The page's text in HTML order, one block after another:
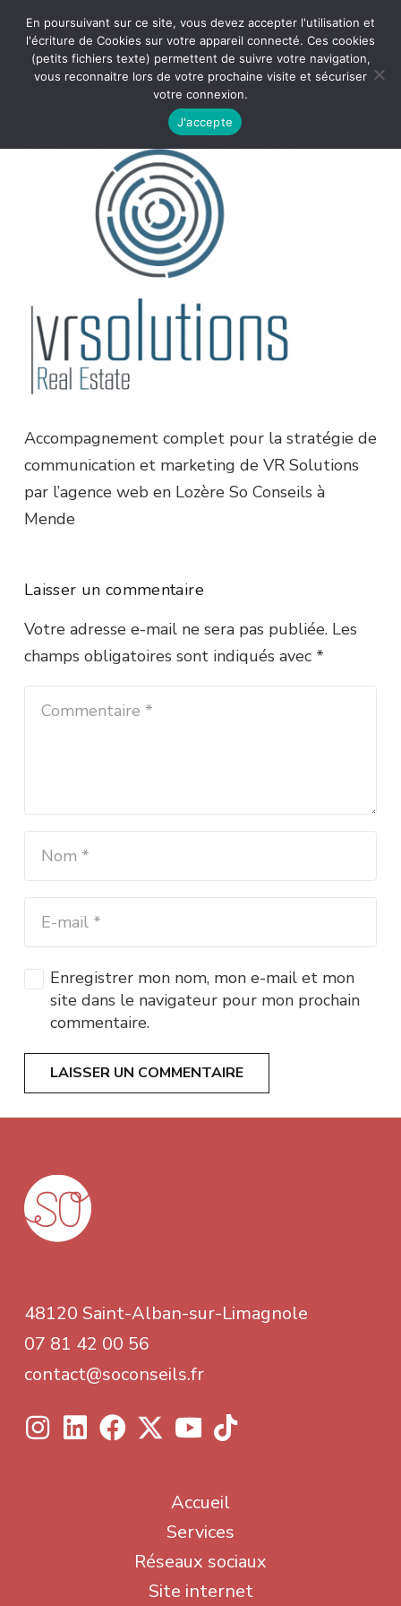
Accompagnement complet pour la stratégie de
communication et marketing de VR Solutions
par l’agence web en Lozère So Conseils à
Mende
Laisser un commentaire
Votre adresse e-mail ne sera pas publiée. Les
champs obligatoires sont indiqués avec *
Enregistrer mon nom, mon e-mail et mon
site dans le navigateur pour mon prochain
commentaire.
LAISSER UN COMMENTAIRE
48120 Saint-Alban-sur-Limagnole
07 81 42 00 56
contact@soconseils.fr
Accueil
Services
Réseaux sociaux
Site internet
En poursuivant sur ce site, vous devez accepter l'utilisation et
l'écriture de Cookies sur votre appareil connecté. Ces cookies
(petits fichiers texte) permettent de suivre votre navigation,
vous reconnaitre lors de votre prochaine visite et sécuriser
votre connexion.
J'accepte